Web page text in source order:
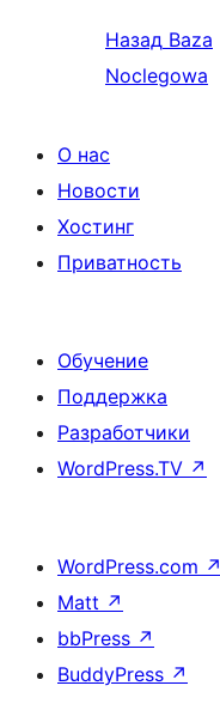
Назад Baza
Noclegowa
О нас
Новости
Хостинг
Приватность
Обучение
Поддержка
Разработчики
WordPress.TV ↗
WordPress.com ↗
Matt ↗
bbPress ↗
BuddyPress ↗